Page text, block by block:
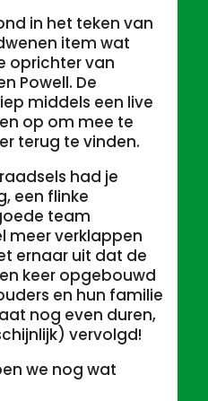
in het teken van
item wat
oprichter van
Powell. De
middels een live
op om mee te
terug te vinden.
had je
een flinke
team
meer verklappen
ernaar uit dat de
keer opgebouwd
en hun familie
nog even duren,
vervolgd!
we nog wat